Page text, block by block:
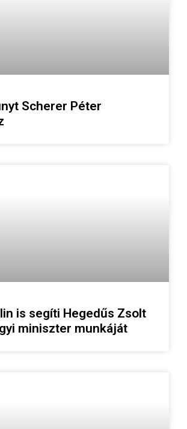
Scherer Péter
is segíti Hegedűs Zsolt
miniszter munkáját